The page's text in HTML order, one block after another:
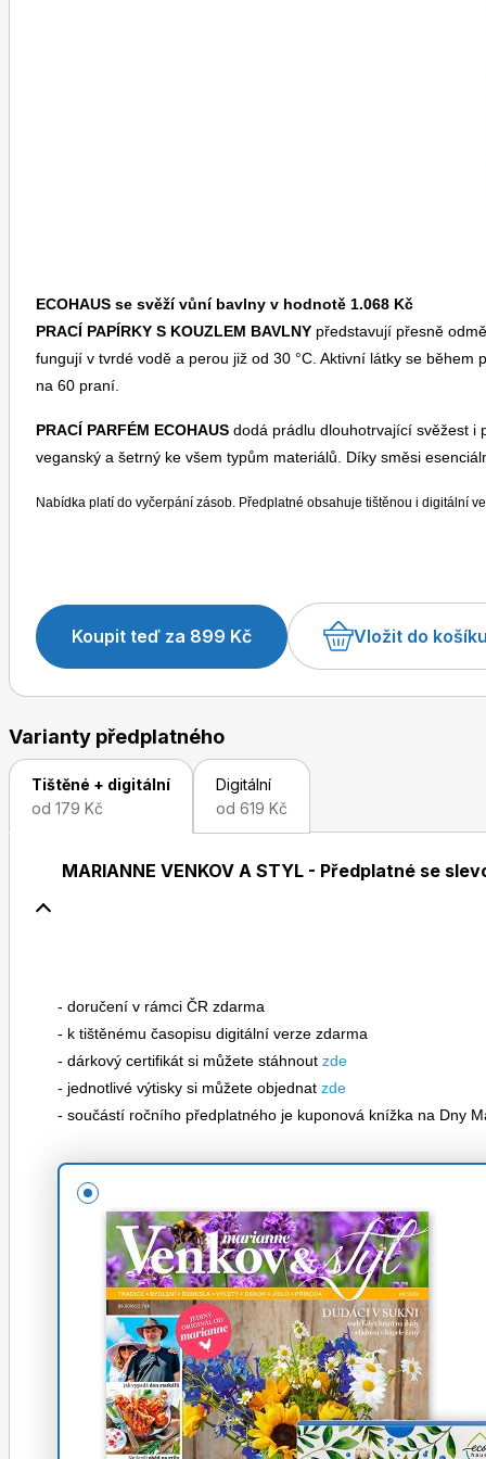
ECOHAUS se svěží vůní bavlny v hodnotě 1.068 Kč
PRACÍ PAPÍRKY S KOUZLEM BAVLNY představují přesně
fungují v tvrdé vodě a perou již od 30 °C. Aktivní látky se
na 60 praní.
PRACÍ PARFÉM ECOHAUS dodá prádlu dlouhotrvající svěžest i
veganský a šetrný ke všem typům materiálů. Díky směsi
Nabídka platí do vyčerpání zásob. Předplatné obsahuje tištěnou i digitální
Koupit teď za 899 Kč Vložit do košíku
Varianty předplatného
Tištěné + digitální
od 179 Kč
Digitální
od 619 Kč
MARIANNE VENKOV A STYL - Předplatné se
- doručení v rámci ČR zdarma
- k tištěnému časopisu digitální verze zdarma
- dárkový certifikát si můžete stáhnout zde
- jednotlivé výtisky si můžete objednat zde
- součástí ročního předplatného je kuponová knížka na Dny